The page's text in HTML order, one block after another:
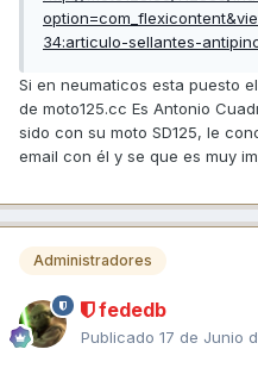
34:articulo-sellantes-
Si en neumaticos esta puesto
de moto125.cc Es Antonio
sido con su moto SD125, le
email con él y se que es muy
Administradores
fededb
Publicado 17 de Junio